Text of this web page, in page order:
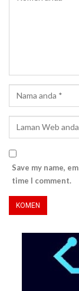
Save my name,
time I comment.